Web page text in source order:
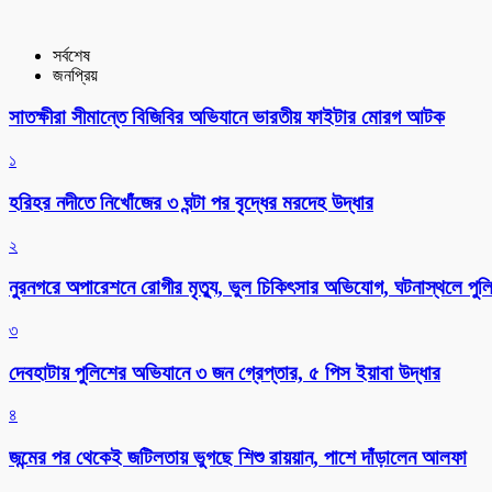
সর্বশেষ
জনপ্রিয়
সাতক্ষীরা সীমান্তে বিজিবির অভিযানে ভারতীয় ফাইটার মোরগ আটক
১
হরিহর নদীতে নিখোঁজের ৩ ঘন্টা পর বৃদ্ধের মরদেহ উদ্ধার
২
নুরনগরে অপারেশনে রোগীর মৃত্যু, ভুল চিকিৎসার অভিযোগ, ঘটনাস্থলে
৩
দেবহাটায় পুলিশের অভিযানে ৩ জন গ্রেপ্তার, ৫ পিস ইয়াবা উদ্ধার
৪
জন্মের পর থেকেই জটিলতায় ভুগছে শিশু রায়য়ান, পাশে দাঁড়ালেন আলফা